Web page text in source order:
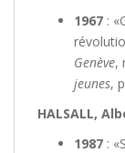
1967 :
Genève,
jeunes,
HALSALL,
1987 :